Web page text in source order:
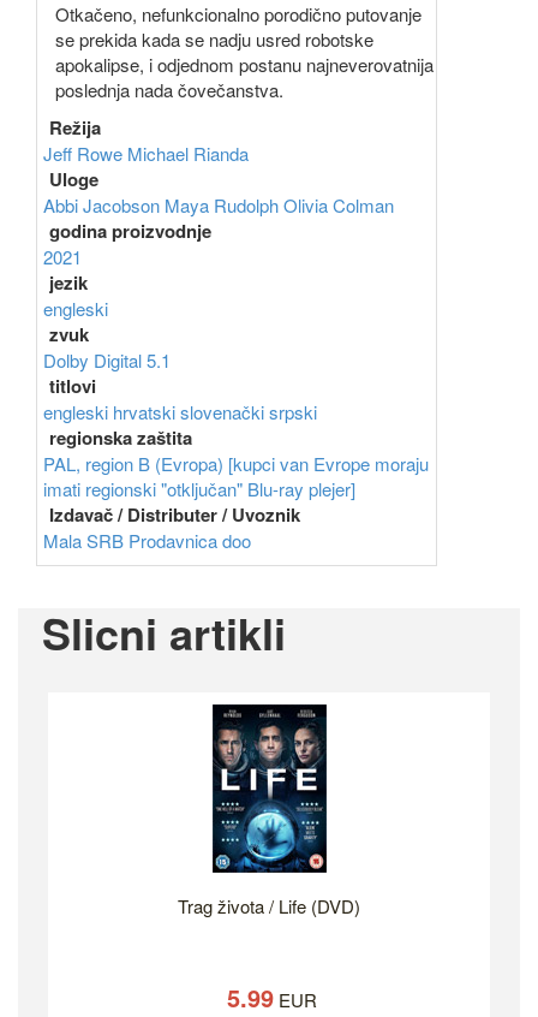
Otkačeno, nefunkcionalno porodično putovanje
se prekida kada se nadju usred robotske
apokalipse, i odjednom postanu najneverovatnija
poslednja nada čovečanstva.
Režija
Jeff Rowe Michael Rianda
Uloge
Abbi Jacobson Maya RudolphOlivia Colman
godina proizvodnje
2021
jezik
engleski
zvuk
Dolby Digital 5.1
titlovi
engleski hrvatskislovenačkisrpski
regionska zaštita
PAL, region B (Evropa) [kupci van Evrope moraju
imati regionski "otključan" Blu-ray plejer]
Izdavač / Distributer / Uvoznik
Mala SRB Prodavnica doo
Slicni artikli
Trag života / Life (DVD)
5.99 EUR